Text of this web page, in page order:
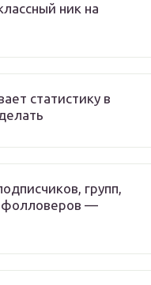
ник на
статистику в
групп,
фолловеров —